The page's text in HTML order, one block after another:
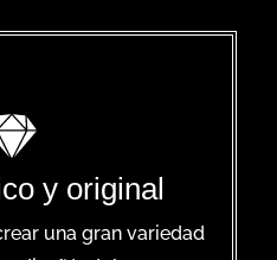
y original
una gran variedad